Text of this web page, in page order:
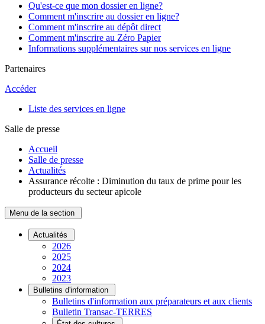
Qu'est-ce que mon dossier en ligne?
Comment m'inscrire au dossier en ligne?
Comment m'inscrire au dépôt direct
Comment m'inscrire au Zéro Papier
Informations supplémentaires sur nos services en ligne
Partenaires
Accéder
Liste des services en ligne
Salle de presse
Accueil
Salle de presse
Actualités
Assurance récolte : Diminution du taux de prime pour les
producteurs du secteur apicole
Menu de la section
Actualités
2026
2025
2024
2023
Bulletins d'information
Bulletins d'information aux préparateurs et aux clients
Bulletin Transac-TERRES